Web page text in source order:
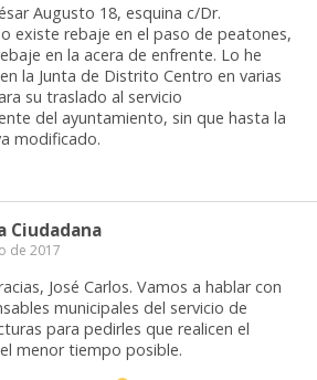
Augusto 18, esquina c/Dr.
existe rebaje en el paso de peatones,
en la acera de enfrente. Lo he
la Junta de Distrito Centro en varias
su traslado al servicio
del ayuntamiento, sin que hasta la
modificado.
Ciudadana
de 2017
José Carlos. Vamos a hablar con
municipales del servicio de
para pedirles que realicen el
menor tiempo posible.